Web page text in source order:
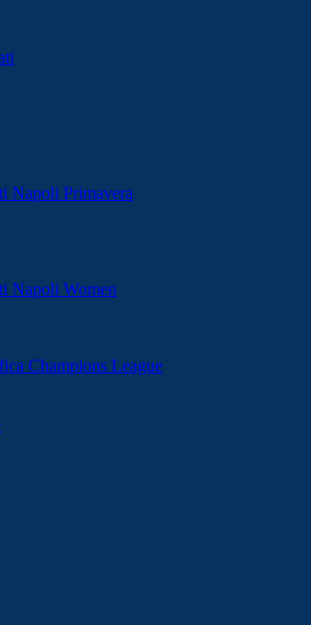
Napoli Primavera
Napoli Women
Champions League